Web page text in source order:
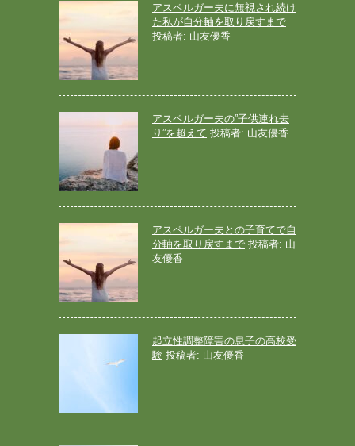
アスペルガー夫に無視され続け
た私が自分軸を取り戻すまで
投稿者: 山友優香
アスペルガー夫の”子供連れ去
り”を超えて 投稿者: 山友優香
アスペルガー夫との子育てで自
分軸を取り戻すまで 投稿者: 山
友優香
起立性調整障害の息子の高校受
験 投稿者: 山友優香